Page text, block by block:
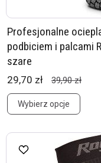
Profesjonalne
podbiciem i palcami
szare
29,70 zł 39,90 zł
Wybierz opcje